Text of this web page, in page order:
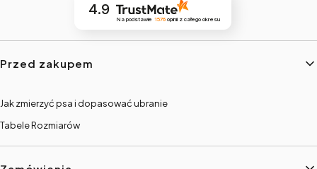
4.9
Na podstawie 1576 opinii z całego okresu
Linki w stopce
Przed zakupem
Jak zmierzyć psa i dopasować ubranie
Tabele Rozmiarów